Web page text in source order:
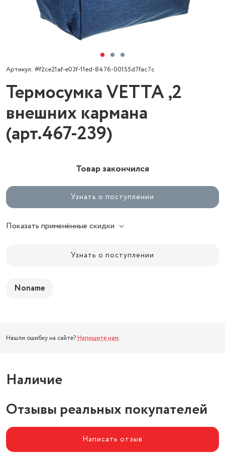
Артикул: #f2ce21af-e03f-11ed-8476-00155d7fac7c
Термосумка VETTA ,2
внешних кармана
(арт.467-239)
Товар закончился
Узнать о поступлении
Показать применённые скидки
Узнать о поступлении
Noname
Нашли ошибку на сайте? Напишите нам.
Наличие
Отзывы реальных покупателей
Написать отзыв